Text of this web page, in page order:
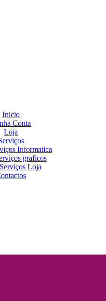
Inicio
Conta
Loja
Informatica
graficos
Serviços Loja